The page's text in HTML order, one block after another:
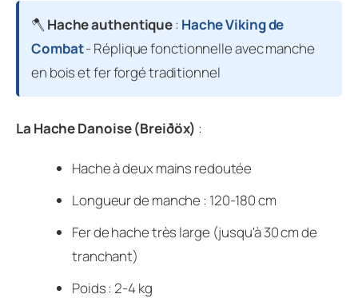
🪓 Hache authentique: Hache Viking de
Combat- Réplique fonctionnelle avec manche
en bois et fer forgé traditionnel
La Hache Danoise (Breiðöx) :
Hache à deux mains redoutée
Longueur de manche : 120-180 cm
Fer de hache très large (jusqu'à 30 cm de
tranchant)
Poids : 2-4 kg